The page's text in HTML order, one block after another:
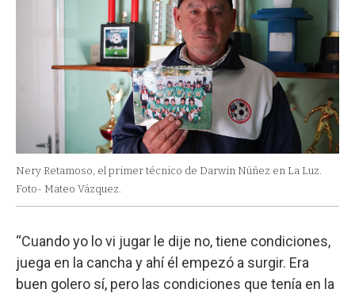
Nery Retamoso, el primer técnico de Darwin Núñez en La Luz.
Foto- Mateo Vázquez.
“Cuando yo lo vi jugar le dije no, tiene condiciones,
juega en la cancha y ahí él empezó a surgir. Era
buen golero sí, pero las condiciones que tenía en la